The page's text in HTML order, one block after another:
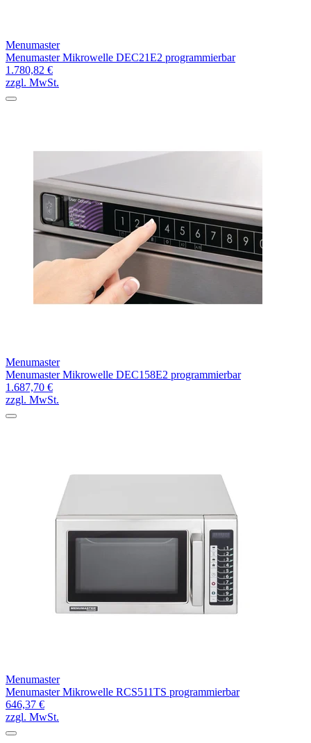
Menumaster
Menumaster Mikrowelle DEC21E2 programmierbar
1.780,82 €
zzgl. MwSt.
Menumaster
Menumaster Mikrowelle DEC158E2 programmierbar
1.687,70 €
zzgl. MwSt.
Menumaster
Menumaster Mikrowelle RCS511TS programmierbar
646,37 €
zzgl. MwSt.